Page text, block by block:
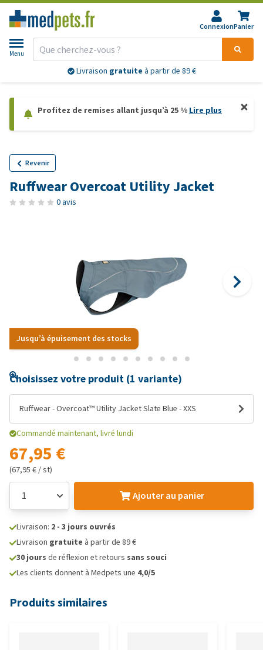
ConnexionPanier
Menu
Livraison gratuite à partir de 89 €
Profitez de remises allant jusqu’à 25 % Lire plus
Revenir
Ruffwear Overcoat Utility Jacket
0 avis
Jusqu’à épuisement des stocks
Choisissez votre produit (1 variante)
Ruffwear - Overcoat™ Utility Jacket Slate Blue - XXS
Commandé maintenant, livré lundi
67,95 €
(67,95 € / st)
Ajouter au panier
Livraison: 2 - 3 jours ouvrés
Livraison gratuite à partir de 89 €
30 jours de réflexion et retours sans souci
Les clients donnent à Medpets une 4,0/5
Produits similaires